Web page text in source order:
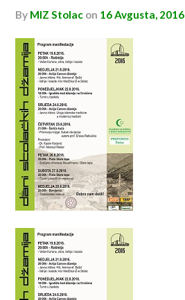
by MIZ Stolac on 16 Avgusta, 2016